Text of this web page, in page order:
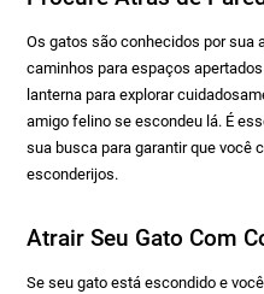
Os gatos são conhecidos por sua
caminhos para espaços
lanterna para explorar
amigo felino se escondeu lá. É
sua busca para garantir que você
esconderijos.
Atrair Seu Gato Com
Se seu gato está escondido e